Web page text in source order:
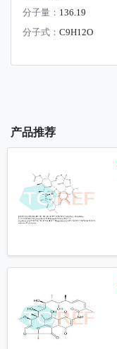
分子量： 136.19
分子式： C9H12O
产品推荐